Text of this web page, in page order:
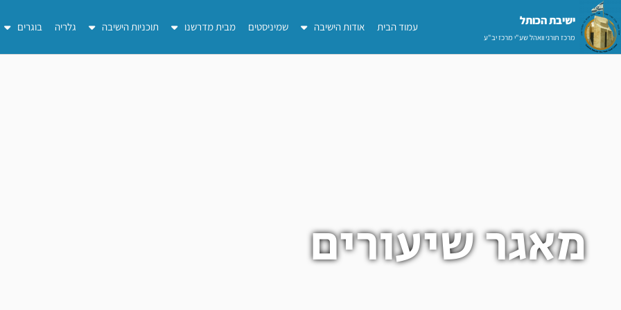
דילוג
לתוכן
ישיבת הכותל​
מרכז תורני וואהל שע"י מרכז יב"ע
עמוד הבית אודות הישיבה שמיניסטים מבית מדרשנו תוכניות הישיבה גלריה בוגרים
מאגר שיעורים